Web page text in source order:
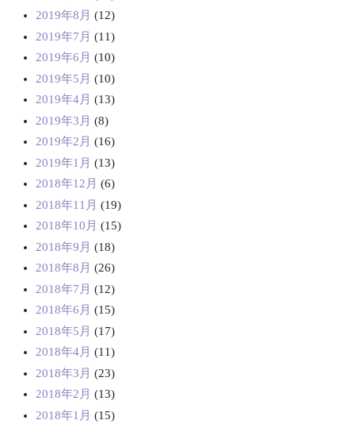
2019年8月 (12)
2019年7月 (11)
2019年6月 (10)
2019年5月 (10)
2019年4月 (13)
2019年3月 (8)
2019年2月 (16)
2019年1月 (13)
2018年12月 (6)
2018年11月 (19)
2018年10月 (15)
2018年9月 (18)
2018年8月 (26)
2018年7月 (12)
2018年6月 (15)
2018年5月 (17)
2018年4月 (11)
2018年3月 (23)
2018年2月 (13)
2018年1月 (15)